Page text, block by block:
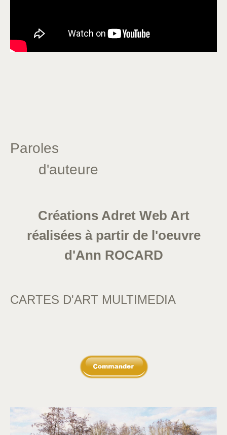
Paroles
d'auteure
Créations Adret Web Art
réalisées à partir de l'oeuvre
d'Ann ROCARD
CARTES D'ART MULTIMEDIA